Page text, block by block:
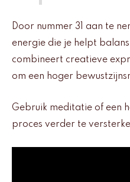
Door nummer 31 aan te
energie die je helpt
combineert creatieve
om een hoger
Gebruik meditatie of een
proces verder te